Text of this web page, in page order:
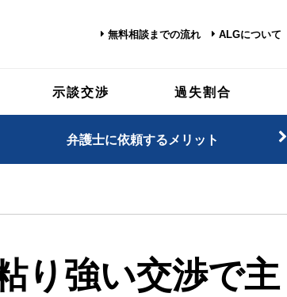
無料相談までの流れ ALGについて
示談交渉 過失割合
弁護士に依頼するメリット
り強い交渉で主